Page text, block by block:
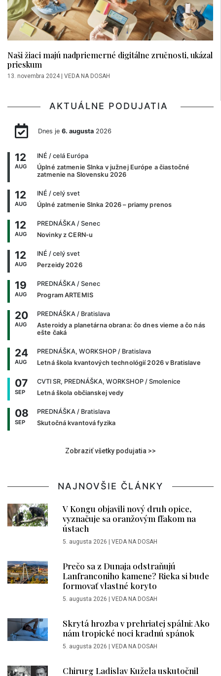
Naši žiaci majú nadpriemerné digitálne zručnosti, ukázal
prieskum
13. novembra 2024 VEDA NA DOSAH
AKTUÁLNE PODUJATIA
Dnes je 6. augusta2026
12
AUG
INÉ / celá Európa
Úplné zatmenie Slnka v južnej Európe a čiastočné
zatmenie na Slovensku 2026
12
AUG
INÉ / celý svet
Úplné zatmenie Slnka 2026 – priamy prenos
12
AUG
PREDNÁŠKA / Senec
Novinky z CERN-u
12
AUG
INÉ / celý svet
Perzeidy 2026
19
AUG
PREDNÁŠKA / Senec
Program ARTEMIS
20
AUG
PREDNÁŠKA / Bratislava
Asteroidy a planetárna obrana: čo dnes vieme a čo nás
ešte čaká
24
AUG
PREDNÁŠKA, WORKSHOP / Bratislava
Letná škola kvantových technológií 2026 v Bratislave
07
SEP
CVTI SR, PREDNÁŠKA, WORKSHOP / Smolenice
Letná škola občianskej vedy
08
SEP
PREDNÁŠKA / Bratislava
Skutočná kvantová fyzika
Zobraziť všetky podujatia >>
NAJNOVŠIE ČLÁNKY
V Kongu objavili nový druh opice,
vyznačuje sa oranžovým fľakom na
ústach
5. augusta 2026 | VEDA NA DOSAH
Prečo sa z Dunaja odstraňujú
Lanfranconiho kamene? Rieka si bude
formovať vlastné koryto
5. augusta 2026 | VEDA NA DOSAH
Skrytá hrozba v prehriatej spálni: Ako
nám tropické noci kradnú spánok
5. augusta 2026 | VEDA NA DOSAH
Chirurg Ladislav Kužela uskutočnil